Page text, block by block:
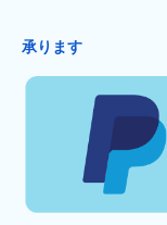
承ります